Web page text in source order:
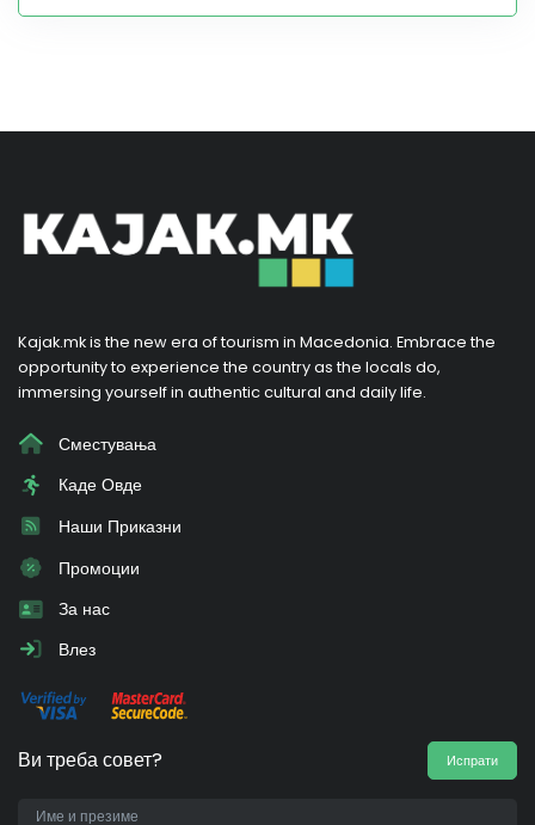
Kajak.mk is the new era of tourism in Macedonia. Embrace the
opportunity to experience the country as the locals do,
immersing yourself in authentic cultural and daily life.
Сместувања
Каде Овде
Наши Приказни
Промоции
За нас
Влез
Ви треба совет? Испрати